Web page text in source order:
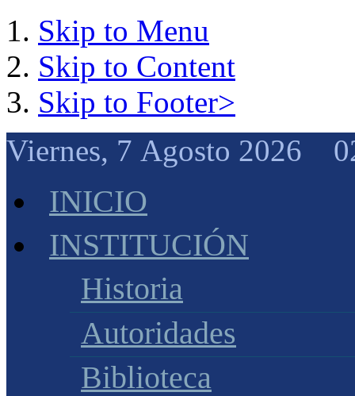
Skip to Menu
Skip to Content
Skip to Footer>
Viernes, 7 Agosto 2026
INICIO
INSTITUCIÓN
Historia
Autoridades
Biblioteca